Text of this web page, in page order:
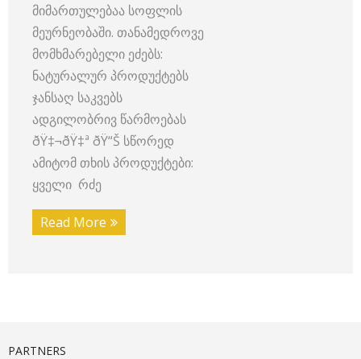
მიმართულებაა სოფლის
მეურნეობაში. თანამედროვე
მომხმარებელი ეძებს:
ნატურალურ პროდუქტებს
ჯანსაღ საკვებს
ადგილობრივ წარმოებას
ðŸ‡¬ðŸ‡ª ðŸ“Š სწორედ
ამიტომ თხის პროდუქტები:
ყველი რძე
Read More
PARTNERS